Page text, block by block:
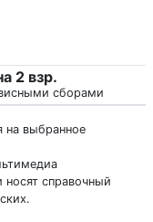
2 взр.
сборами
на выбранное
справочный